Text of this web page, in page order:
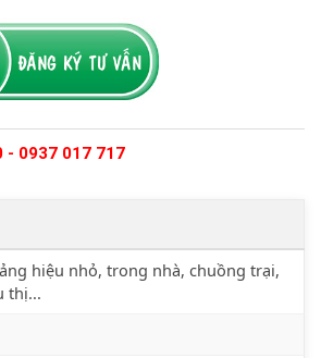
- 0937 017 717
hiệu nhỏ, trong nhà, chuồng trại,
thị...